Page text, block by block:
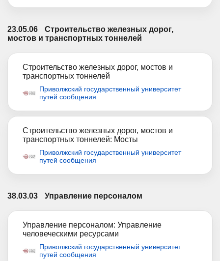
23.05.06
Строительство железных дорог,
мостов и транспортных тоннелей
Строительство железных дорог, мостов и
транспортных тоннелей
Приволжский государственный университет
путей сообщения
Строительство железных дорог, мостов и
транспортных тоннелей: Мосты
Приволжский государственный университет
путей сообщения
38.03.03 Управление персоналом
Управление персоналом: Управление
человеческими ресурсами
Приволжский государственный университет
путей сообщения